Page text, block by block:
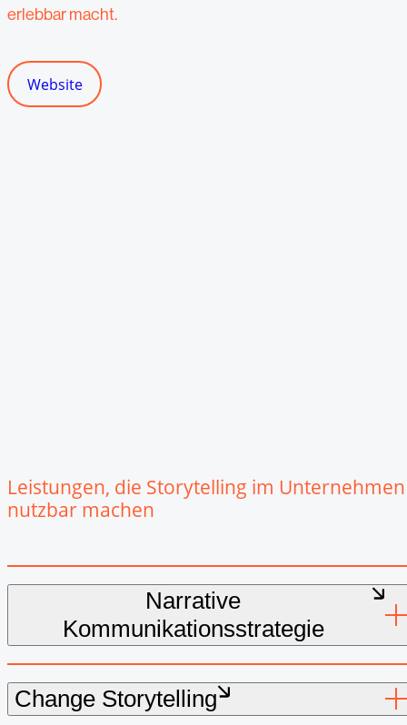
erlebbar macht.
Website
Website
Leistungen, die Storytelling im Unternehmen
nutzbar machen
Narrative
Kommunikationsstrategie
Narrative Kommunikationsstrategie und
Change Storytelling